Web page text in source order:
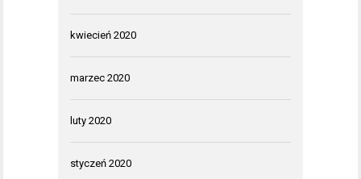
kwiecień 2020
marzec 2020
luty 2020
styczeń 2020